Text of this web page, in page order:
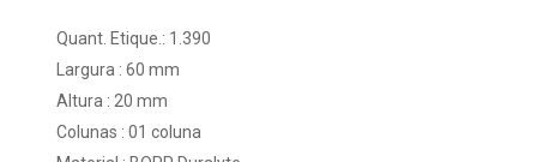
Quant. Etique.: 1.390
Largura : 60 mm
Altura : 20 mm
Colunas : 01 coluna